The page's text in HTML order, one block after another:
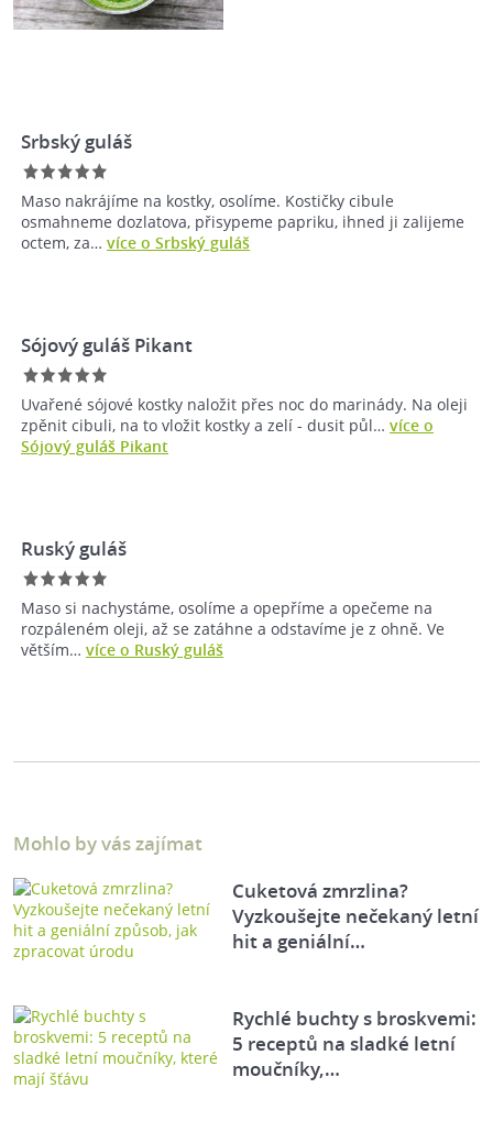
Srbský guláš
Maso nakrájíme na kostky, osolíme. Kostičky cibule
osmahneme dozlatova, přisypeme papriku, ihned ji zalijeme
octem, za… více o Srbský guláš
Sójový guláš Pikant
Uvařené sójové kostky naložit přes noc do marinády. Na oleji
zpěnit cibuli, na to vložit kostky a zelí - dusit půl… více o
Sójový guláš Pikant
Ruský guláš
Maso si nachystáme, osolíme a opepříme a opečeme na
rozpáleném oleji, až se zatáhne a odstavíme je z ohně. Ve
větším… více o Ruský guláš
Mohlo by vás zajímat
Cuketová zmrzlina?
Vyzkoušejte nečekaný letní
hit a geniální…
Rychlé buchty s broskvemi:
5 receptů na sladké letní
moučníky,…